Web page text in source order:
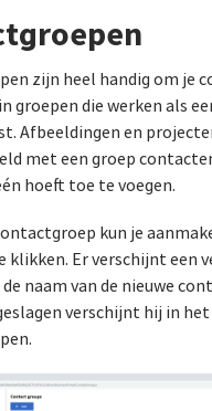
zijn heel handig om je
groepen die werken als
Afbeeldingen en
met een groep
hoeft toe te voegen.
kun je
klikken. Er verschijnt een
naam van de nieuwe
verschijnt hij in